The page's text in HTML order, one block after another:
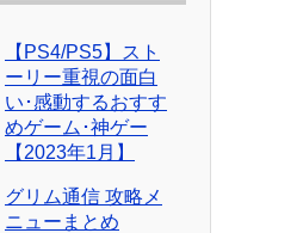
【PS4/PS5】スト
ーリー重視の面白
い･感動するおすす
めゲーム･神ゲー
【2023年1月】
グリム通信 攻略メ
ニューまとめ